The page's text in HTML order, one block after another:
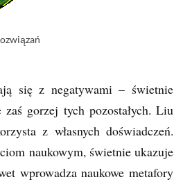
się z negatywami – świetnie
zaś gorzej tych pozostałych. Liu
z własnych doświadczeń.
naukowym, świetnie ukazuje
wprowadza naukowe metafory